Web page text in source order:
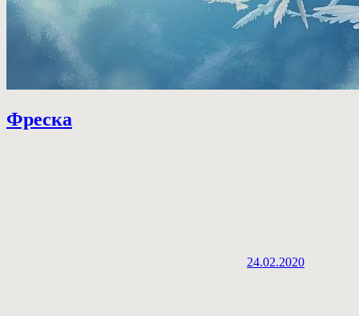
Фреска
24.02.2020